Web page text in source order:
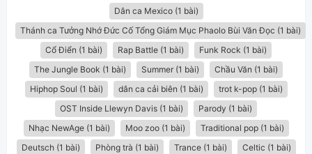
Dân ca Mexico (1 bài)
Thánh ca Tưởng Nhớ Đức Cố Tổng Giám Mục Phaolo Bùi Văn Đọc (1 bài)
Cổ Điển (1 bài)
Rap Battle (1 bài)
Funk Rock (1 bài)
The Jungle Book (1 bài)
Summer (1 bài)
Chầu Văn (1 bài)
Hiphop Soul (1 bài)
dân ca cải biên (1 bài)
trot k-pop (1 bài)
OST Inside Llewyn Davis (1 bài)
Parody (1 bài)
Nhạc NewAge (1 bài)
Moo zoo (1 bài)
Traditional pop (1 bài)
Deutsch (1 bài)
Phòng trà (1 bài) Trance (1 bài)
Celtic (1 bài)